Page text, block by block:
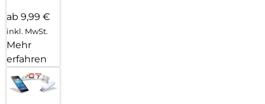
ab 9,99 €
inkl. MwSt.
Mehr
erfahren